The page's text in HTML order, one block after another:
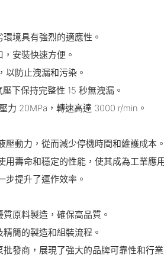
境具有強烈的適應性。
安裝快速方便。
以防止洩漏和污染。
下保持完整性 15 秒無洩漏。
力 20MPa，轉速高達 3000 r/min。
壓動力，從而減少停機時間和維護成本
壽命和穩定的性能，使其成為工業應
步提升了運作效率。
原料製造，確保高品質。
簡的製造和組裝流程。
發商，展現了強大的品牌可靠性和行業